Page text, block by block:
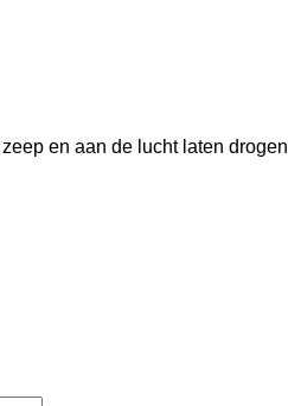
en aan de lucht laten drogen